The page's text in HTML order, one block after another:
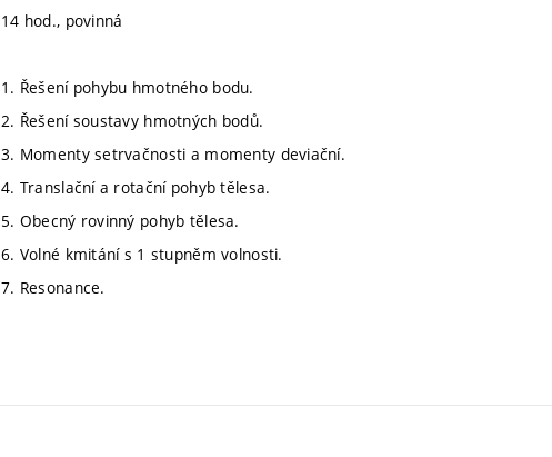
14 hod., povinná
1. Řešení pohybu hmotného bodu.
2. Řešení soustavy hmotných bodů.
3. Momenty setrvačnosti a momenty deviační.
4. Translační a rotační pohyb tělesa.
5. Obecný rovinný pohyb tělesa.
6. Volné kmitání s 1 stupněm volnosti.
7. Resonance.